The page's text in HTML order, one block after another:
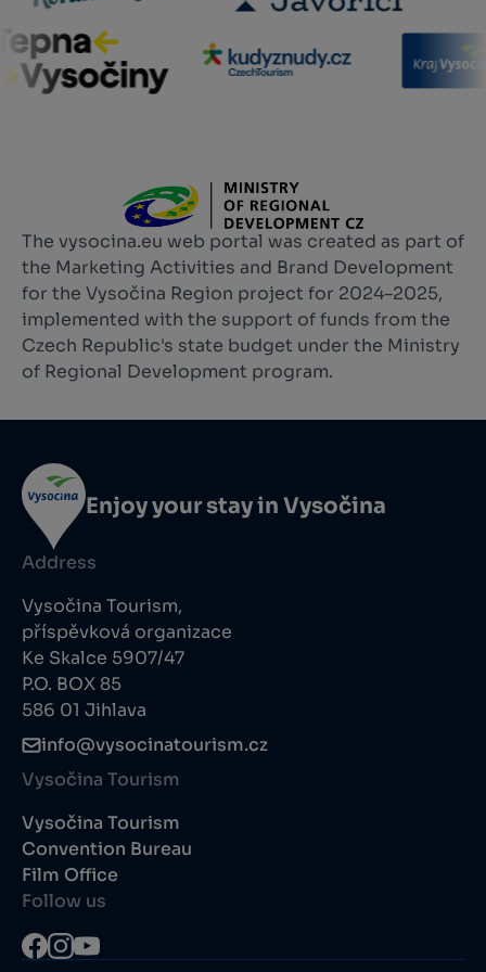
The vysocina.eu web portal was created as part of
the Marketing Activities and Brand Development
for the Vysočina Region project for 2024–2025,
implemented with the support of funds from the
Czech Republic's state budget under the Ministry
of Regional Development program.
Enjoy your stay in Vysočina
Address
Vysočina Tourism,
příspěvková organizace
Ke Skalce 5907/47
P.O. BOX 85
586 01 Jihlava
info@vysocinatourism.cz
Vysočina Tourism
Vysočina Tourism
Convention Bureau
Film Office
Follow us